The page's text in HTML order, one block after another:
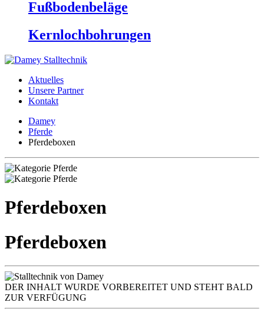
Fußbodenbeläge
Kernlochbohrungen
Aktuelles
Unsere Partner
Kontakt
Damey
Pferde
Pferdeboxen
Pferdeboxen
Pferdeboxen
DER INHALT WURDE VORBEREITET UND STEHT BALD
ZUR VERFÜGUNG